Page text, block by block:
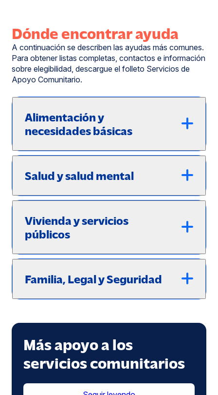
Dónde encontrar ayuda
A continuación se describen las ayudas más comunes.
Para obtener listas completas, contactos e información
sobre elegibilidad, descargue el folleto Servicios de
Apoyo Comunitario.
Alimentación y
necesidades básicas
Salud y salud mental
Vivienda y servicios
públicos
Familia, Legal y Seguridad
Más apoyo a los
servicios comunitarios